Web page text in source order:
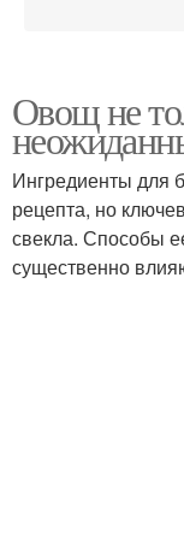
Овощи с
Овощи с
Овощ не
Ингредиенты для
рецепта, но
свекла. Способы
существенно